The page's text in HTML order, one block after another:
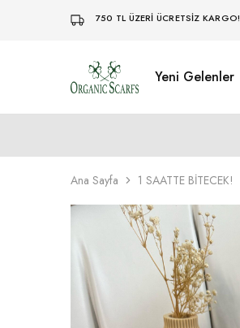
750 TL ÜZERİ ÜCRETSİZ KARGO!
Organikscarf Yeni Gelenler
Ana Sayfa 1 SAATTE BİTECEK!